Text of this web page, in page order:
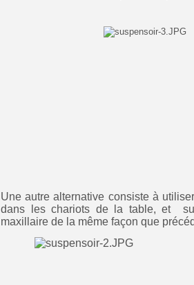
Une autre alternative consiste à
dans les chariots de la table, et
maxillaire de la même façon que